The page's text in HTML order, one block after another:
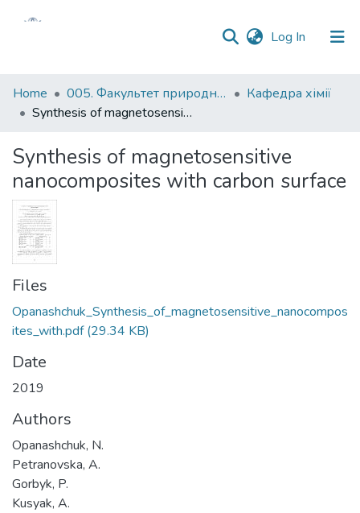
Log In (current)
Communities
&
All of DSpace
Statistics
Home 005. Факультет природничих наук
Кафедра хімії
Synthesis of magnetosensitive nanocomposites with carbon surface
Synthesis of magnetosensitive
nanocomposites with carbon surface
Files
Opanashchuk_Synthesis_of_magnetosensitive_nanocompos
ites_with.pdf(29.34 KB)
Date
2019
Authors
Opanashchuk, N.
Petranovska, A.
Gorbyk, P.
Kusyak, A.